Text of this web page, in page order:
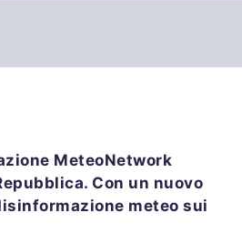
MeteoNetwork
Con un nuovo
meteo sui